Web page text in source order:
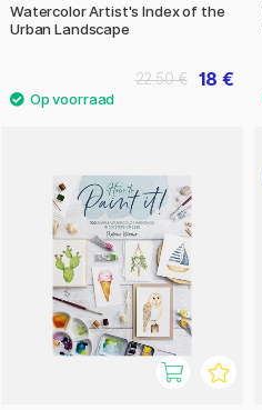
Watercolor Artist's Index of the
Urban Landscape
18 €
22.50 €